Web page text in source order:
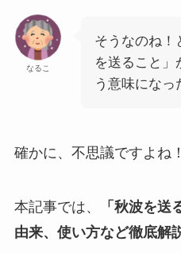
なるこ
そうなのね！
を送ること」
う意味になっ
確かに、不思議ですよね！
本記事では、
「秋波を送
由来、使い方など徹底解